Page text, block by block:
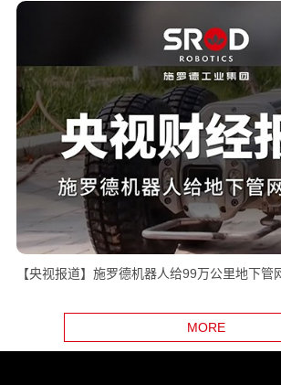
【央视报道】施罗德机器人给99万公里地下管
MORE